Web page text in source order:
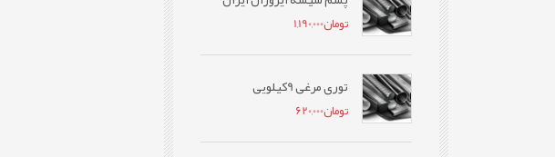
تومان1,190,000
توری مرغی 9کیلویی
تومان620,000